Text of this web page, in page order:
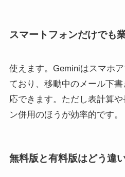
スマートフォンだけでも
使えます。Geminiはスマホ
ており、移動中のメール下
応できます。ただし表計算
ン併用のほうが効率的です。
無料版と有料版はどう違